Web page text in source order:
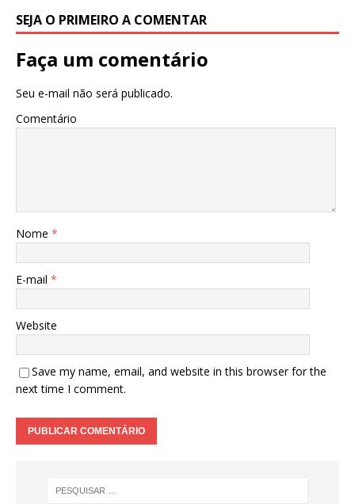
SEJA O PRIMEIRO A COMENTAR
Faça um comentário
Seu e-mail não será publicado.
Comentário
Nome *
E-mail *
Website
Save my name, email, and website in this browser for the
next time I comment.